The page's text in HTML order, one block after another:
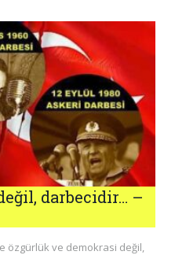
darbecidir… –
özgürlük ve demokrasi değil,